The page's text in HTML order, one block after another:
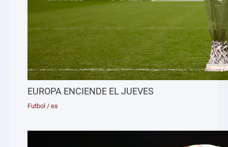
EUROPA ENCIENDE EL JUEVES
Futbol /es